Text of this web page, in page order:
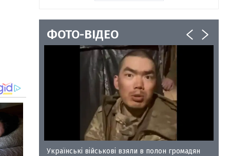
ФОТО-ВІДЕО
35
Українські військові взяли в полон громадян